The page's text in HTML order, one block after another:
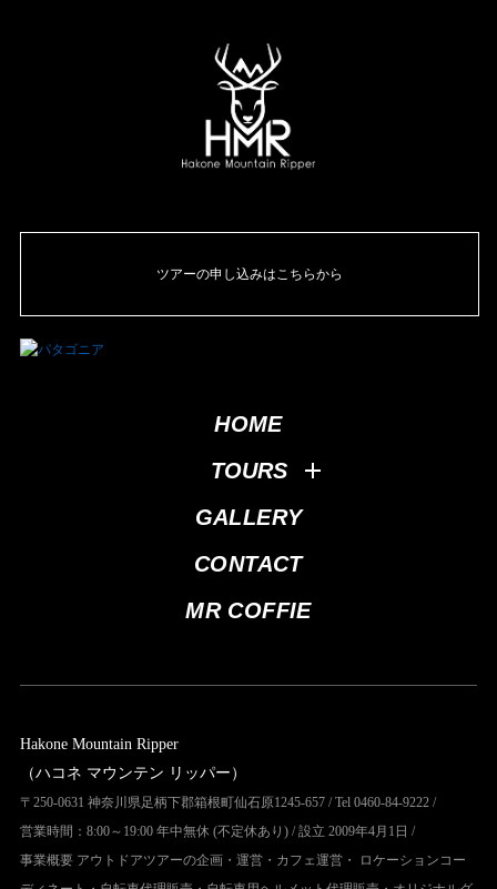
ツアーの申し込みはこちらから
HOME
TOURS
GALLERY
CONTACT
MR COFFIE
Hakone Mountain Ripper
（ハコネ マウンテン リッパー）
〒250-0631 神奈川県足柄下郡箱根町仙石原1245-657 / Tel 0460-84-9222 /
営業時間：8:00～19:00 年中無休 (不定休あり) / 設立 2009年4月1日 /
事業概要 アウトドアツアーの企画・運営・カフェ運営・ ロケーションコー